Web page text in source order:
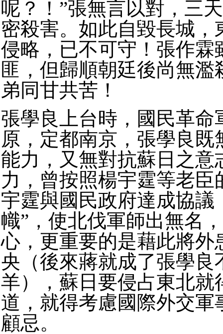
呢？！”張無言以對，三
密殺害。 如此自毀長城，
侵略，已不可守！ 張作霖
匪，但歸順朝廷後尚無濫
弟同甘共苦！
張學良上台時，國民革命
原，定都南京，張學良既
能力，又無對抗蘇日之意
力，曾按照楊宇霆等老臣
宇霆與國民政府達成協議
幟”，使北伐軍師出無名
心，更重要的是藉此將外
央（後來蔣就成了張學良
羊），蘇日要侵占東北就
道，就得考慮國際外交軍
顧忌。